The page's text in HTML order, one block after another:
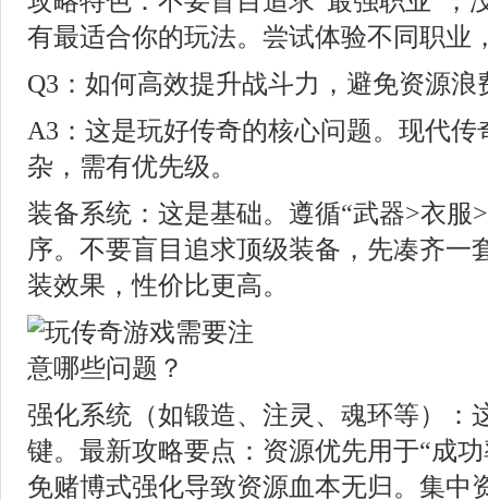
有最适合你的玩法。尝试体验不同职业
Q3：如何高效提升战斗力，避免资源浪
A3：这是玩好传奇的核心问题。现代传
杂，需有优先级。
装备系统：这是基础。遵循“武器>衣服
序。不要盲目追求顶级装备，先凑齐一
装效果，性价比更高。
强化系统（如锻造、注灵、魂环等）：
键。最新攻略要点：资源优先用于“成
免赌博式强化导致资源血本无归。集中